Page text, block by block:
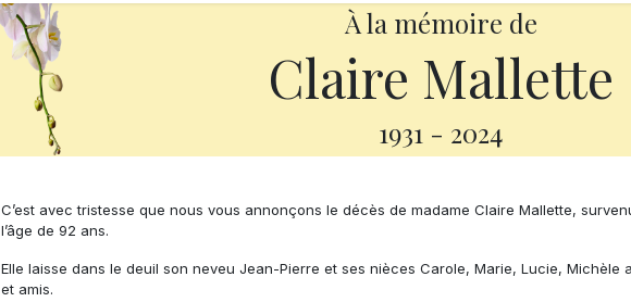
À la mémoire de
Claire Mallette
1931 - 2024
C’est avec tristesse que nous vous annonçons le décès de madame Claire Mallette,
l’âge de 92 ans.
Elle laisse dans le deuil son neveu Jean-Pierre et ses nièces Carole, Marie, Lucie, Michèle
et amis.